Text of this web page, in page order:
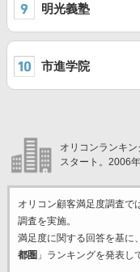
明光義塾
市進学院
オリコンランキ
スタート。2006
オリコン顧客満足度調査で
調査を実施。
満足度に関する回答を基に
都圏 」ランキングを発表し